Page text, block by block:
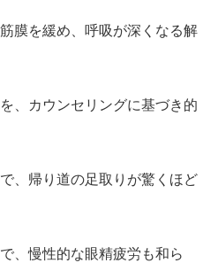
膜を緩め、呼吸が深くなる解
、カウンセリングに基づき的
、帰り道の足取りが驚くほど
、慢性的な眼精疲労も和ら